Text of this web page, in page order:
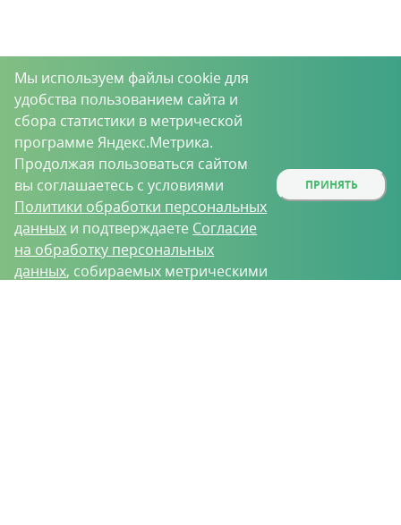
Мы используем файлы cookie для
удобства пользованием сайта и
сбора статистики в метрической
программе Яндекс.Метрика.
Продолжая пользоваться сайтом
вы соглашаетесь с условиями
Политики обработки персональных
данных и подтверждаете Согласие
на обработку персональных
данных, собираемых метрическими
ПРИНЯТЬ